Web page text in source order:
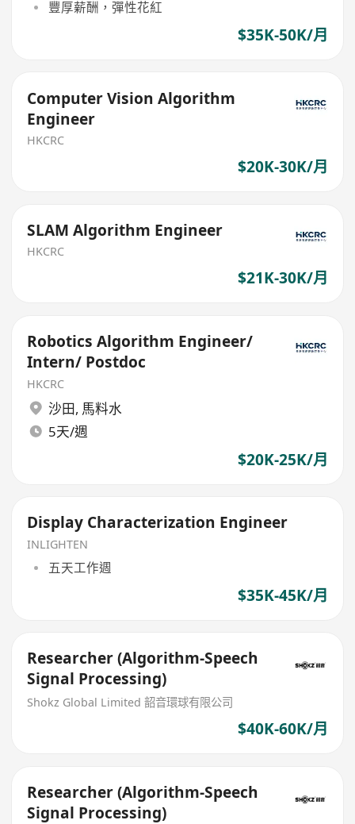
豐厚薪酬，彈性花紅
$35K-50K/月
Computer Vision Algorithm
Engineer
HKCRC
$20K-30K/月
SLAM Algorithm Engineer
HKCRC
$21K-30K/月
Robotics Algorithm Engineer/
Intern/ Postdoc
HKCRC
沙田, 馬料水
5天/週
$20K-25K/月
Display Characterization Engineer
INLIGHTEN
五天工作週
$35K-45K/月
Researcher (Algorithm-Speech
Signal Processing)
Shokz Global Limited 韶音環球有限公司
$40K-60K/月
Researcher (Algorithm-Speech
Signal Processing)